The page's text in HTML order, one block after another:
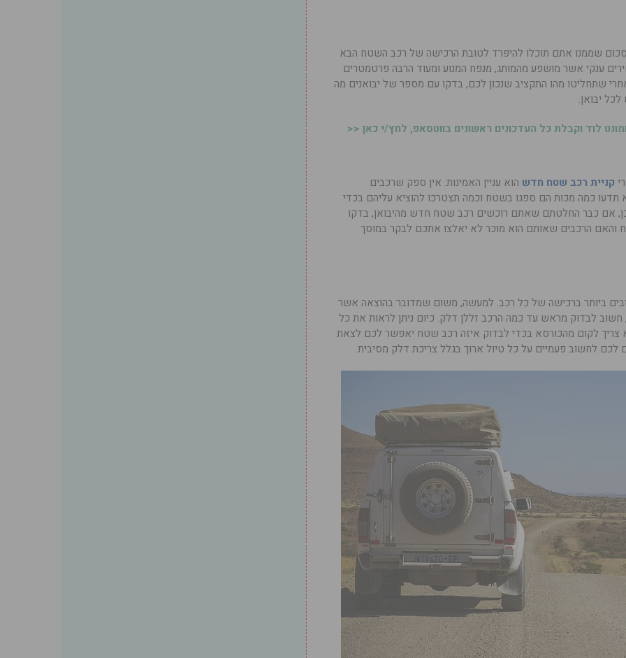
שממנו אתם תוכלו להיפרד לטובת הרכישה של רכב השטח הבא
ענקי אשר מושפע מהמותג, מנפח המנוע ומעוד הרבה פרטמטרים
שתחליטו מהו התקציב שנכון לכם, בדקו עם מספר של יבואנים מה
יבואן.
לוד וקבלת כל העדכונים ראשונים בווטסאפ, לחץ/י כאן <<
קניית רכב שטח חדש הוא עניין האמינות. אין ספק שרכבים
כמה מכות הם ספגו בשטח וכמה תצטרכו להוציא עליהם בכדי
אם כבר החלטתם שאתם רוכשים רכב שטח חדש מהיבואן, בדקו
והאם הרכבים שאותם הוא מוכר לא יאלצו אתכם לבקר במוסך
ביותר ברכישה של כל רכב. למעשה, משום שמדובר בהוצאה אשר
לבדוק מראש עד כמה הרכב זללן דלק. כיום ניתן לראות את כל
צריך לקום מהכורסא בכדי לבדוק איזה רכב שטח יאפשר לכם לצאת
לכם לחשוב פעמיים על כל טיול ארוך בגלל צריכת דלק מסיבית.